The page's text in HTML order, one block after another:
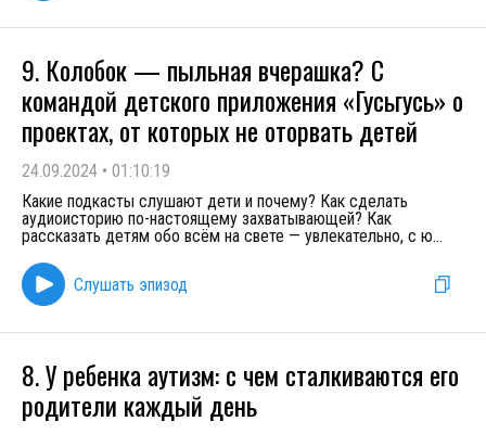
9. Колобок — пыльная вчерашка? С
командой детского приложения «Гусьгусь» о
проектах, от которых не оторвать детей
24.09.2024 • 01:10:19
Какие подкасты слушают дети и почему? Как сделать
аудиоисторию по-настоящему захватывающей? Как
рассказать детям обо всём на свете — увлекательно, с ю...
Слушать эпизод
8. У ребенка аутизм: с чем сталкиваются его
родители каждый день